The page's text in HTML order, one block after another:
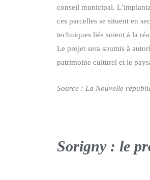
conseil municipal.
ces parcelles se situent en
techniques liés soient à la
Le projet sera soumis à
patrimoine culturel et le
Source : La Nouvelle
Sorigny : le